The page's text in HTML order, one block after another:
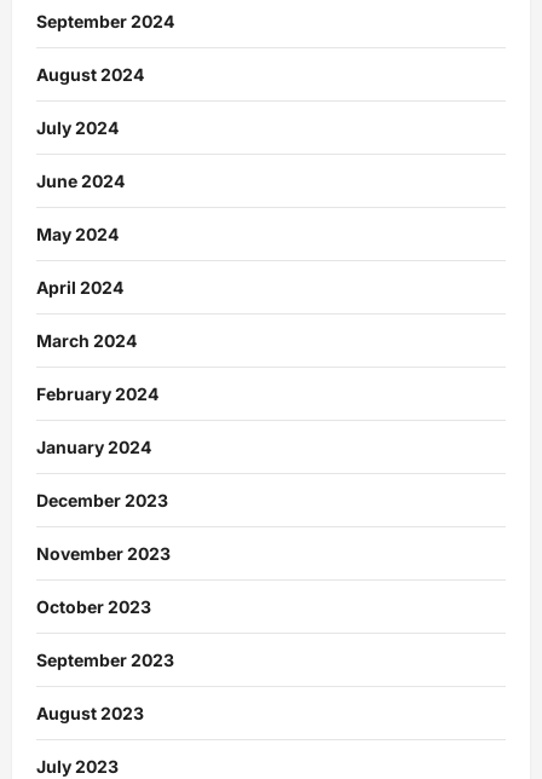
September 2024
August 2024
July 2024
June 2024
May 2024
April 2024
March 2024
February 2024
January 2024
December 2023
November 2023
October 2023
September 2023
August 2023
July 2023